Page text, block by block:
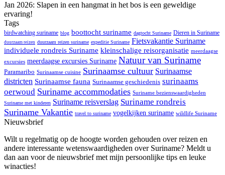
Jan 2026: Slapen in een hangmat in het bos is een geweldige
ervaring!
Tags
birdwatching suriname blog boottocht suriname dagtocht Suriname Dieren in Suriname
duurzaam reizen duurzaam reizen suriname expeditie Suriname Fietsvakantie Suriname
individuele rondreis Suriname kleinschalige reisorganisatie meerdaagse
excursies meerdaagse excursies Suriname Natuur van Suriname
Paramaribo Surinaamse cuisine Surinaamse cultuur Surinaamse
districten Surinaamse fauna Surinaamse geschiedenis surinaams
oerwoud Suriname accommodaties Suriname bezienswaardigheden
Suriname met kinderen Suriname reisverslag Suriname rondreis
Suriname Vakantie travel to suriname vogelkijken suriname wildlife Suriname
Nieuwsbrief
Wilt u regelmatig op de hoogte worden gehouden over reizen en
andere interessante wetenswaardigheden over Suriname? Meldt u
dan aan voor de nieuwsbrief met mijn persoonlijke tips en leuke
winacties!